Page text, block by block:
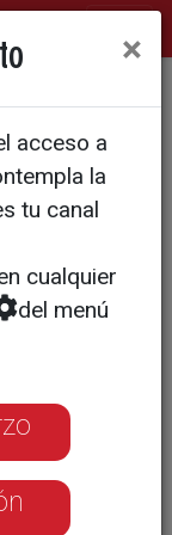
el
un
las
×
acceso a
la
tu canal
cualquier
del menú